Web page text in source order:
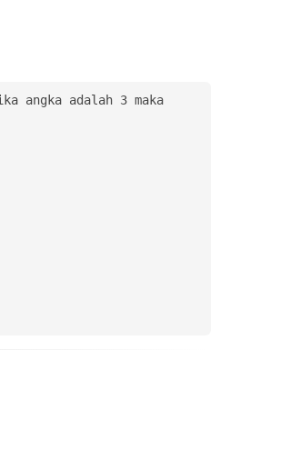
angka adalah 3 maka